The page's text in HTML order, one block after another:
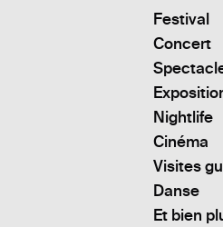
Festival
Concert
Nightlife
Cinéma
Visites
Danse
Et bien